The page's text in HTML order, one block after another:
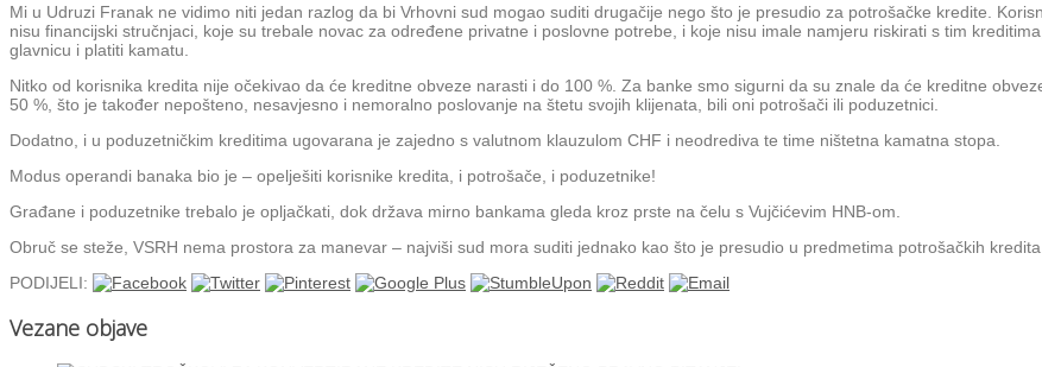
Mi u Udruzi Franak ne vidimo niti jedan razlog da bi Vrhovni sud mogao suditi drugačije nego što je presudio za potrošačke kredite.
nisu financijski stručnjaci, koje su trebale novac za određene privatne i poslovne potrebe, i koje nisu imale namjeru riskirati s tim
glavnicu i platiti kamatu.
Nitko od korisnika kredita nije očekivao da će kreditne obveze narasti i do 100 %. Za banke smo sigurni da su znale da će kreditne
50 %, što je također nepošteno, nesavjesno i nemoralno poslovanje na štetu svojih klijenata, bili oni potrošači ili poduzetnici.
Dodatno, i u poduzetničkim kreditima ugovarana je zajedno s valutnom klauzulom CHF i neodrediva te time ništetna kamatna stopa.
Modus operandi banaka bio je – opelješiti korisnike kredita, i potrošače, i poduzetnike!
Građane i poduzetnike trebalo je opljačkati, dok država mirno bankama gleda kroz prste na čelu s Vujčićevim HNB-om.
Obruč se steže, VSRH nema prostora za manevar – najviši sud mora suditi jednako kao što je presudio u predmetima potrošačkih kredita.
PODIJELI:
Vezane objave